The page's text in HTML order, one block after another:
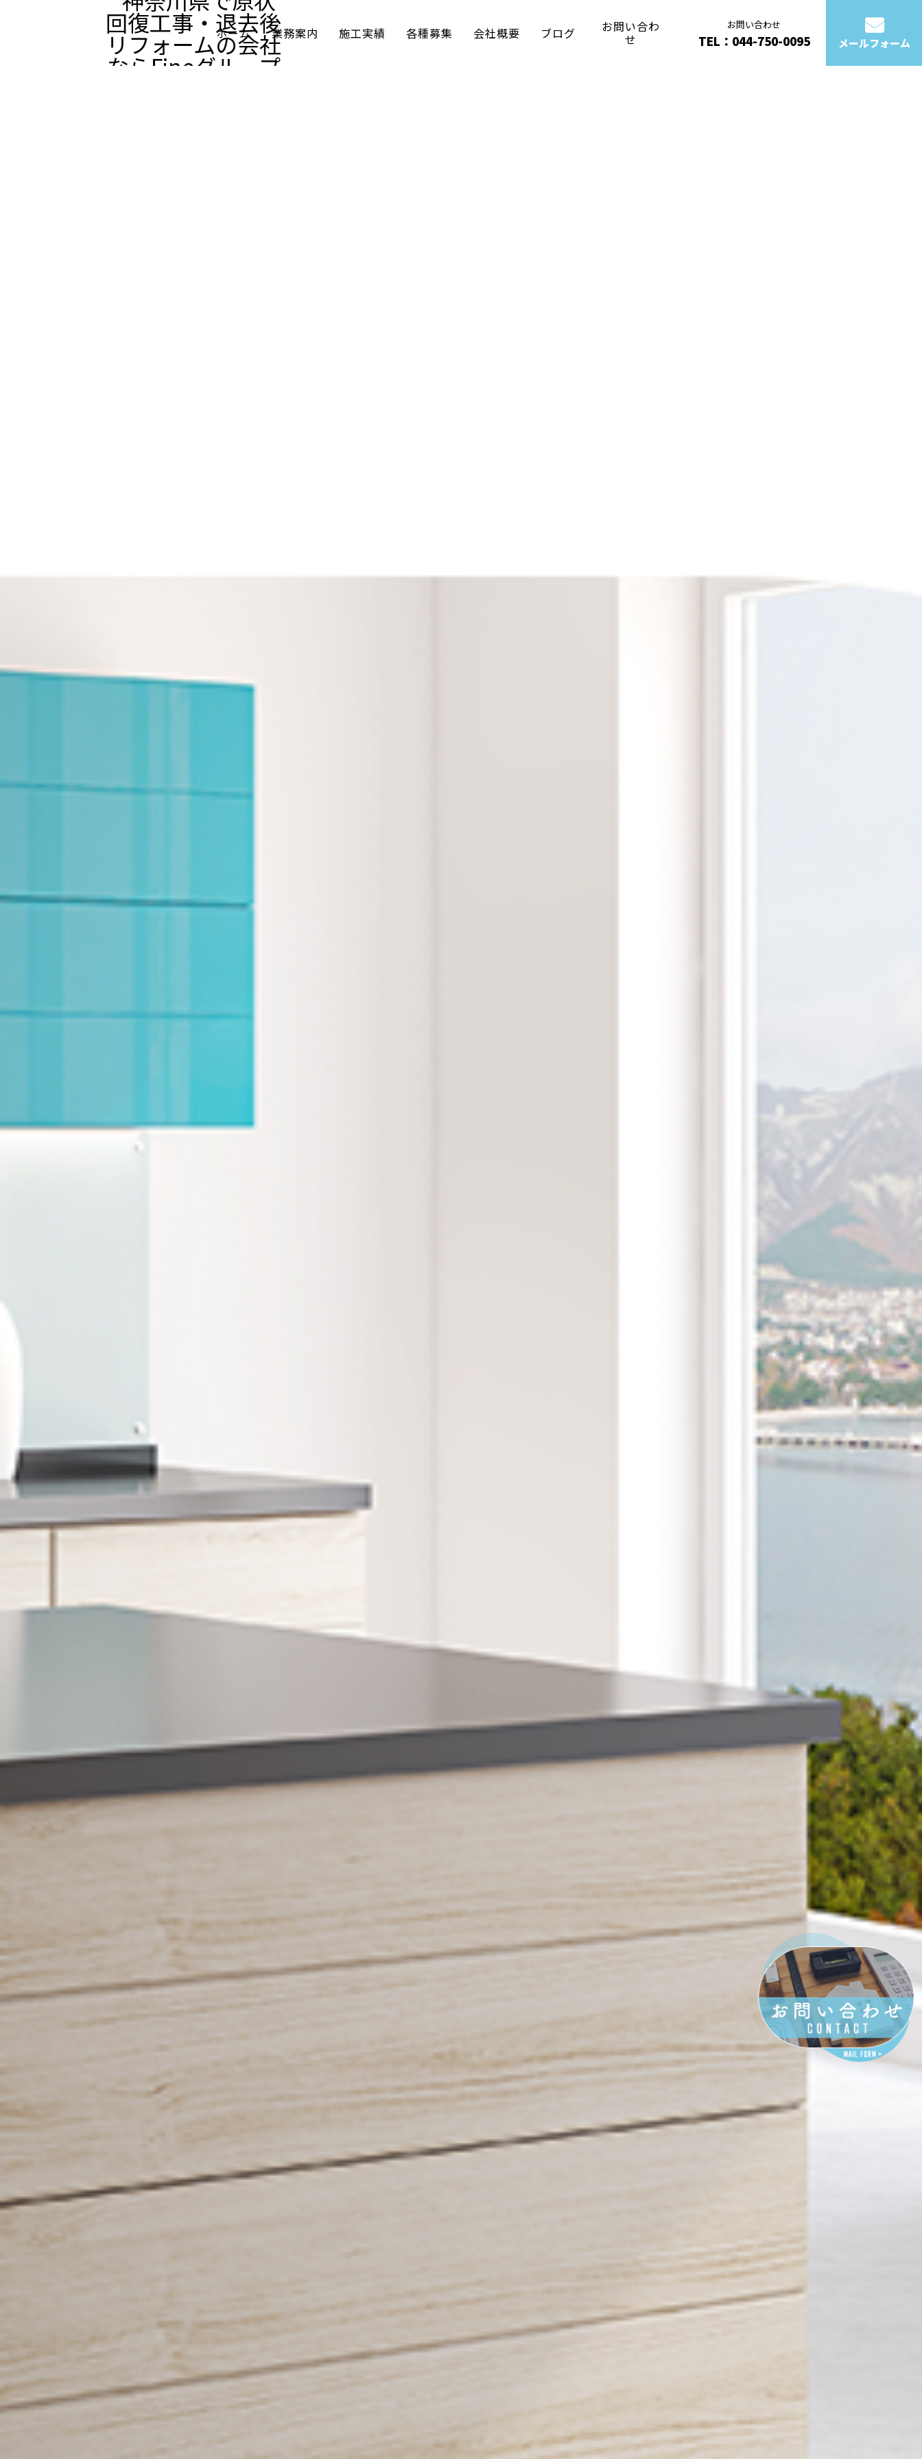
ホーム 業務案内 施工実績 各種募集 会社概要 ブログ お問い合わ
せ
お問い合わせ
TEL：044-750-0095 メールフォーム